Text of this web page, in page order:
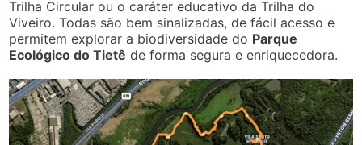
Trilha Circular ou o caráter educativo da Trilha do
Viveiro. Todas são bem sinalizadas, de fácil acesso e
permitem explorar a biodiversidade do Parque
Ecológico do Tietê de forma segura e enriquecedora.